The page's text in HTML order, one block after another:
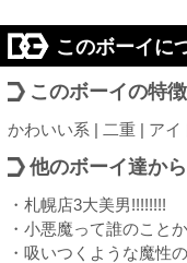
このボーイに
このボーイの特徴
かわいい系 | 二重 | ア
他のボーイ達か
・札幌店3大美男!!!!!!!!
・小悪魔って誰のこと
・吸いつくような魔性